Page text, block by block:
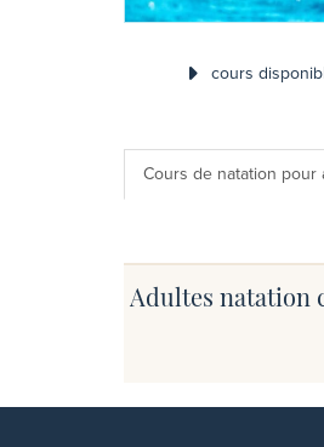
cours
Cours de natation pour
Adultes natation